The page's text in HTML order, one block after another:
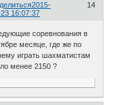
14
2015-
16:07:37
соревнования в
месяце, где же по
играть шахматистам
менее 2150 ?